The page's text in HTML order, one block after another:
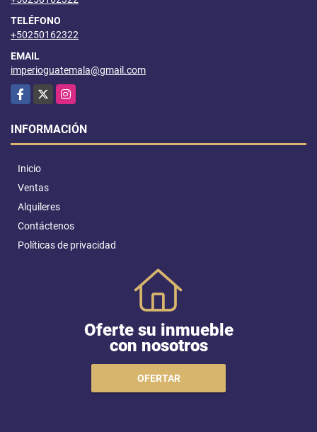
TELÉFONO
+50250162322
EMAIL
imperioguatemala@gmail.com
Facebook
X Instagram
INFORMACIÓN
Inicio
Ventas
Alquileres
Contáctenos
Políticas de privacidad
Oferte su inmueble
con nosotros
OFERTAR